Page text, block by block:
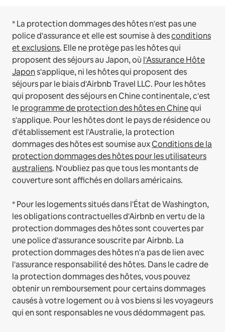
* La protection dommages des hôtes n'est pas une
police d'assurance et elle est soumise à desconditions
et exclusions. Elle ne protège pas les hôtes qui
proposent des séjours au Japon, où l'Assurance Hôte
Japons'applique, ni les hôtes qui proposent des
séjours par le biais d'Airbnb Travel LLC. Pour les hôtes
qui proposent des séjours en Chine continentale, c'est
leprogramme de protection des hôtes en Chinequi
s'applique. Pour les hôtes dont le pays de résidence ou
d'établissement est l'Australie, la protection
dommages des hôtes est soumise auxConditions de la
protection dommages des hôtes pour les utilisateurs
australiens. N'oubliez pas que tous les montants de
couverture sont affichés en dollars américains.
* Pour les logements situés dans l'État de Washington,
les obligations contractuelles d'Airbnb en vertu de la
protection dommages des hôtes sont couvertes par
une police d'assurance souscrite par Airbnb. La
protection dommages des hôtes n'a pas de lien avec
l'assurance responsabilité des hôtes. Dans le cadre de
la protection dommages des hôtes, vous pouvez
obtenir un remboursement pour certains dommages
causés à votre logement ou à vos biens si les voyageurs
qui en sont responsables ne vous dédommagent pas.